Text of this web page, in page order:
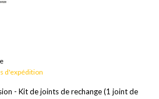
d'expédition
- Kit de joints de rechange (1 joint de